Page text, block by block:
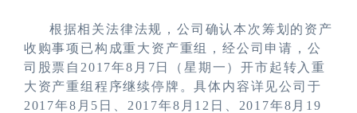
根据相关法律法规，公司确认本次筹划的资产
收购事项已构成重大资产重组，经公司申请，公
司股票自 2017年8 月 7 日（星期一）开市起转入重
大资产重组程序继续停牌。具体内容详见公司于
2017年8 月 5 日、 2017年8 月 12 日、 2017年8 月 19